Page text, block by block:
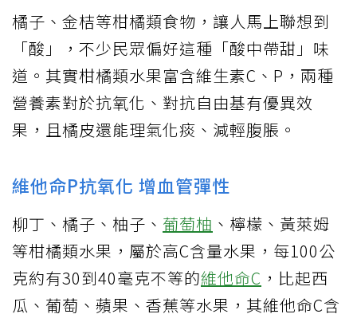
橘子、金桔等柑橘類食物，讓人馬上聯想到
「酸」，不少民眾偏好這種「酸中帶甜」味
道。其實柑橘類水果富含維生素C、P，兩種
營養素對於抗氧化、對抗自由基有優異效
果，且橘皮還能理氣化痰、減輕腹脹。
維他命P抗氧化 增血管彈性
柳丁、橘子、柚子、 葡萄柚 、檸檬、黃萊姆
等柑橘類水果，屬於高C含量水果，每100公
克約有30到40毫克不等的維他命C ，比起西
瓜、葡萄、蘋果、香蕉等水果，其維他命C含